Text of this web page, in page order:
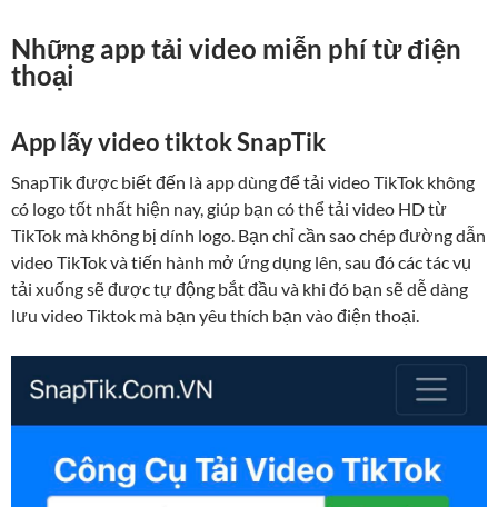
Những app tải video miễn phí từ điện
thoại
App lấy video tiktok SnapTik
SnapTik được biết đến là app dùng để tải video TikTok không
có logo tốt nhất hiện nay, giúp bạn có thể tải video HD từ
TikTok mà không bị dính logo. Bạn chỉ cần sao chép đường dẫn
video TikTok và tiến hành mở ứng dụng lên, sau đó các tác vụ
tải xuống sẽ được tự động bắt đầu và khi đó bạn sẽ dễ dàng
lưu video Tiktok mà bạn yêu thích bạn vào điện thoại.